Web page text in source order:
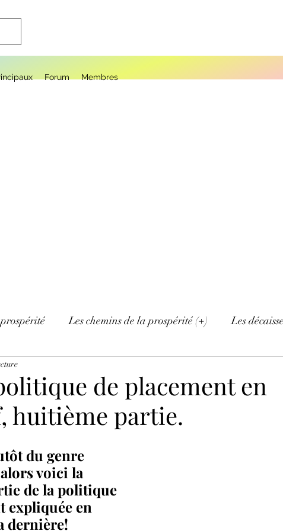
Forum Membres
Les chemins de la prospérité (+) Les
de placement en
huitième partie.
du genre
voici la
de la politique
expliquée en
dernière!